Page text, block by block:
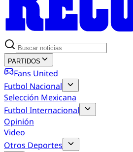
PARTIDOS
Fans United
Futbol Nacional
Selección Mexicana
Futbol Internacional
Opinión
Video
Otros Deportes